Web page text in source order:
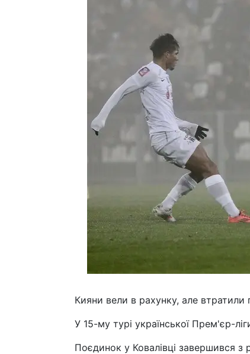
Кияни вели в рахунку, але втратили
У 15-му турі української Прем'єр-
Поєдинок у Ковалівці завершився з